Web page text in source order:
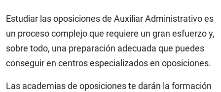
Estudiar las oposiciones de Auxiliar Administrativo es
un proceso complejo que requiere un gran esfuerzo y,
sobre todo, una preparación adecuada que puedes
conseguir en centros especializados en oposiciones.
Las academias de oposiciones te darán la formación